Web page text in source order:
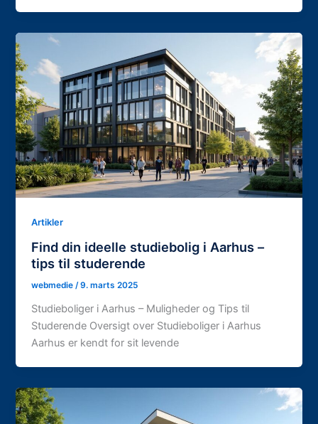
Artikler
Find din ideelle studiebolig i Aarhus –
tips til studerende
webmedie/9. marts 2025
Studieboliger i Aarhus – Muligheder og Tips til
Studerende Oversigt over Studieboliger i Aarhus
Aarhus er kendt for sit levende